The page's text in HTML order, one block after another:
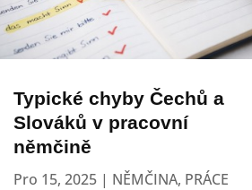
Typické chyby Čechů a
Slováků v pracovní
němčině
Pro 15, 2025 | NĚMČINA, PRÁCE